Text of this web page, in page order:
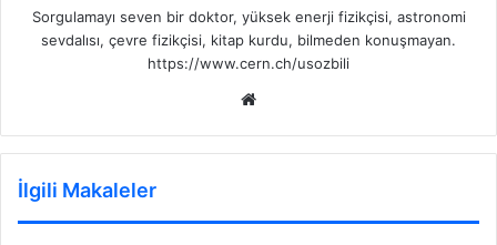
Sorgulamayı seven bir doktor, yüksek enerji fizikçisi, astronomi
sevdalısı, çevre fizikçisi, kitap kurdu, bilmeden konuşmayan.
https://www.cern.ch/usozbili
İlgili Makaleler